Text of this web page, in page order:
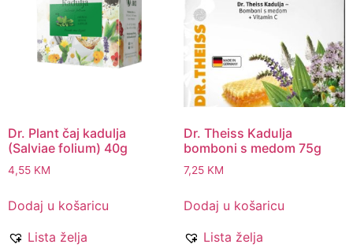
Dr. Plant čaj kadulja
(Salviae folium) 40g
4,55 KM
Dodaj u košaricu
Lista želja
Dr. Theiss Kadulja
bomboni s medom 75g
7,25 KM
Dodaj u košaricu
Lista želja